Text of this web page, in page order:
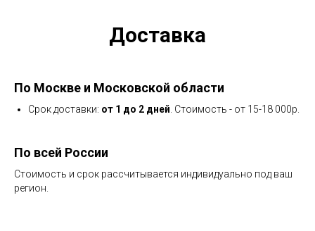
Доставка
По Москве и Московской области
Срок доставки: от 1 до 2 дней . Стоимость - от 15-18 000р.
По всей России
Стоимость и срок рассчитывается индивидуально под ваш
регион.